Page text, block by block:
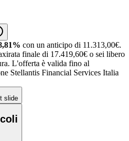
con un anticipo di 11.313,00€.
finale di 17.419,60€ o sei libero
L'offerta è valida fino al
Stellantis Financial Services Italia
slide